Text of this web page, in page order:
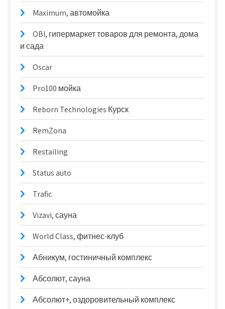
Maximum, автомойка
OBI, гипермаркет товаров для ремонта, дома
и сада
Oscar
Pro100 мойка
Reborn Technologies Курск
RemZona
Restailing
Status auto
Trafic
Vizavi, сауна
World Class, фитнес-клуб
Абникум, гостиничный комплекс
Абсолют, сауна
Абсолют+, оздоровительный комплекс